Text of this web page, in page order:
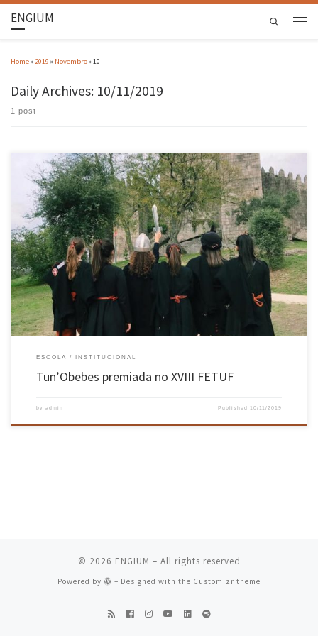
ENGIUM Search
Home» 2019 » Novembro» 10
Daily Archives: 10/11/2019
1 post
A Tun’Obebes – Tuna Feminina de Engenharia da Universidade do Minho participou, no
passado dia 09 novembro, na 18ª edição do FETUF, organizado pela Tuna Feminina do ISCAP,
cujo tema foi “Portugal”. A concurso estavam as atuações da BARITUNA – Tuna Feminina
da Faculdade de Direito da Universidade de Lisboa, […]
ESCOLA INSTITUCIONAL
Tun’Obebes premiada no XVIII FETUF
by admin Published 10/11/2019
© 2026 ENGIUM – All rights reserved
Powered by – Designed with the Customizr theme